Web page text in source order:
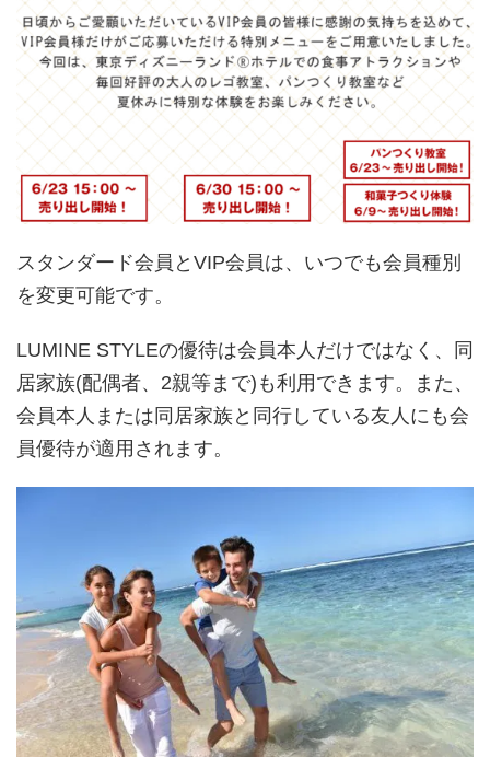
スタンダード会員とVIP会員は、いつでも会員種別
を変更可能です。
LUMINE STYLEの優待は会員本人だけではなく、同
居家族(配偶者、2親等まで)も利用できます。また、
会員本人または同居家族と同行している友人にも会
員優待が適用されます。